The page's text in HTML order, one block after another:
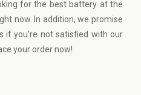
for the best battery at the
now. In addition, we promise
if you're not satisfied with our
your order now!